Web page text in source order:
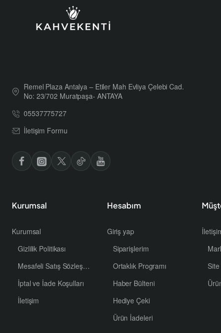
Remel Plaza Antalya – Etiler Mah Evliya Çelebi Cad.
No: 23/702 Muratpaşa- ANTAYA
05537775727
İletişim Formu
Kurumsal
Kurumsal
Gizlilik Politikası
Mesafeli Satış Sözleşmesi
İptal ve İade Koşulları
İletişim
Hesabım
Giriş yap
Siparişlerim
Ortaklık Programı
Haber Bülteni
Hediye Çeki
Ürün İadeleri
Site